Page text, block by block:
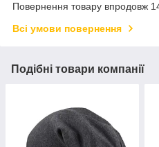
Повернення товару впродовж
Всі умови повернення
Подібні товари компанії